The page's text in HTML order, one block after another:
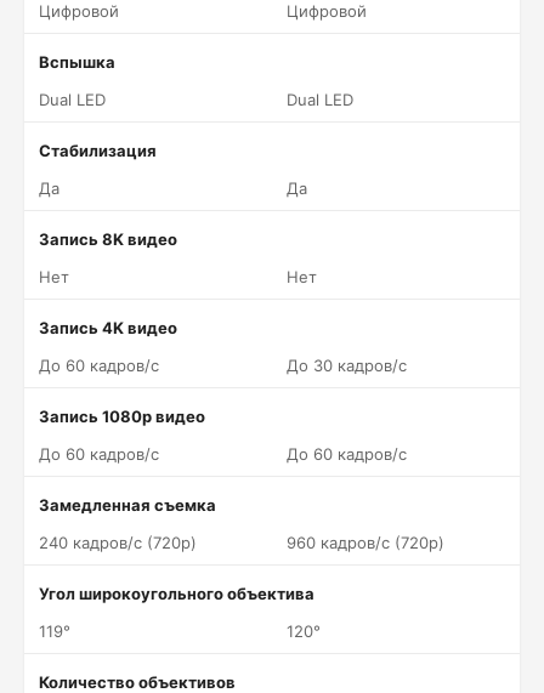
Цифровой
Цифровой
Вспышка
Dual LED
Dual LED
Стабилизация
Да
Да
Запись 8K видео
Нет
Нет
Запись 4K видео
До 60 кадров/c
До 30 кадров/c
Запись 1080p видео
До 60 кадров/c
До 60 кадров/c
Замедленная съемка
240 кадров/c (720p)
960 кадров/c (720p)
Угол широкоугольного объектива
119°
120°
Количество объективов